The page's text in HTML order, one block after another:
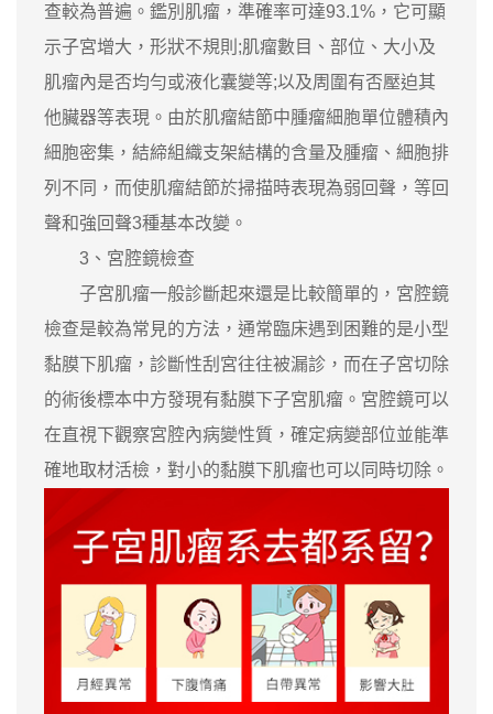
查較為普遍。鑑別肌瘤，準確率可達93.1%，它可顯
示子宮增大，形狀不規則;肌瘤數目、部位、大小及
肌瘤內是否均勻或液化囊變等;以及周圍有否壓迫其
他臟器等表現。由於肌瘤結節中腫瘤細胞單位體積內
細胞密集，結締組織支架結構的含量及腫瘤、細胞排
列不同，而使肌瘤結節於掃描時表現為弱回聲，等回
聲和強回聲3種基本改變。
3、宮腔鏡檢查
子宮肌瘤一般診斷起來還是比較簡單的，宮腔鏡
檢查是較為常見的方法，通常臨床遇到困難的是小型
黏膜下肌瘤，診斷性刮宮往往被漏診，而在子宮切除
的術後標本中方發現有黏膜下子宮肌瘤。宮腔鏡可以
在直視下觀察宮腔內病變性質，確定病變部位並能準
確地取材活檢，對小的黏膜下肌瘤也可以同時切除。